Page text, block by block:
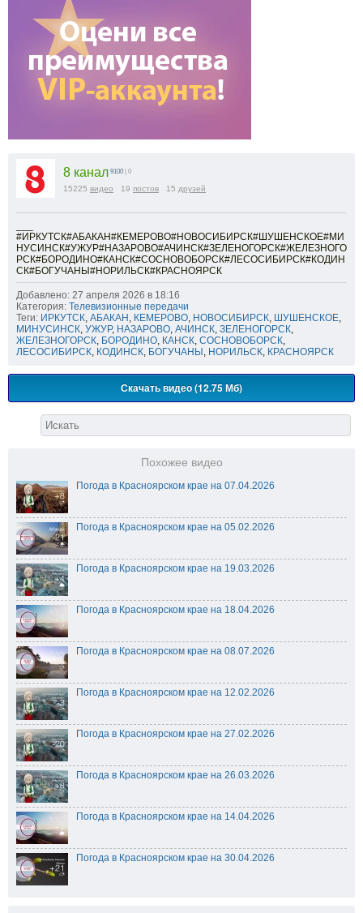
8 канал 9100 | 0
15225 видео 19 постов 15 друзей
#ИРКУТСК#АБАКАН#КЕМЕРОВО#НОВОСИБИРСК#ШУШЕНСКОЕ#МИ
НУСИНСК#УЖУР#НАЗАРОВО#АЧИНСК#ЗЕЛЕНОГОРСК#ЖЕЛЕЗНОГО
РСК#БОРОДИНО#КАНСК#СОСНОВОБОРСК#ЛЕСОСИБИРСК#КОДИН
СК#БОГУЧАНЫ#НОРИЛЬСК#КРАСНОЯРСК
Добавлено: 27 апреля 2026 в 18:16
Категория: Телевизионные передачи
Теги: ИРКУТСК, АБАКАН , КЕМЕРОВО, НОВОСИБИРСК, ШУШЕНСКОЕ,
МИНУСИНСК, УЖУР, НАЗАРОВО, АЧИНСК, ЗЕЛЕНОГОРСК,
ЖЕЛЕЗНОГОРСК, БОРОДИНО, КАНСК, СОСНОВОБОРСК,
ЛЕСОСИБИРСК, КОДИНСК, БОГУЧАНЫ , НОРИЛЬСК, КРАСНОЯРСК
Скачать видео (12.75 Мб)
Похожее видео
Погода в Красноярском крае на 07.04.2026
Погода в Красноярском крае на 05.02.2026
Погода в Красноярском крае на 19.03.2026
Погода в Красноярском крае на 18.04.2026
Погода в Красноярском крае на 08.07.2026
Погода в Красноярском крае на 12.02.2026
Погода в Красноярском крае на 27.02.2026
Погода в Красноярском крае на 26.03.2026
Погода в Красноярском крае на 14.04.2026
Погода в Красноярском крае на 30.04.2026